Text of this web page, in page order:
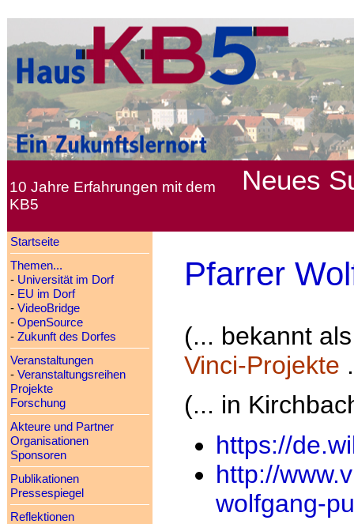
10 Jahre Erfahrungen mit dem
KB5
Neues
Startseite
Themen...
- Universität im Dorf
- EU im Dorf
- VideoBridge
- OpenSource
- Zukunft des Dorfes
Veranstaltungen
- Veranstaltungsreihen
Projekte
Forschung
Akteure und Partner
Organisationen
Sponsoren
Publikationen
Pressespiegel
Reflektionen
Pfarrer
(... bekannt
Vinci-Projekte
(... in
https://
http://
wolfgang-